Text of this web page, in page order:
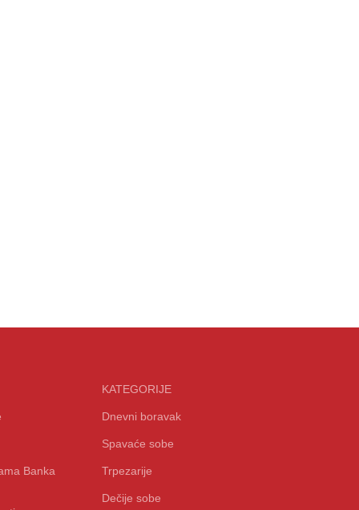
Banka
KATEGORIJE
Dnevni boravak
Spavaće sobe
Trpezarije
Dečije sobe